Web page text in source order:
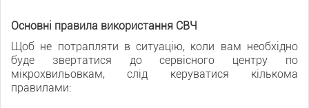
Основні правила використання СВЧ
Щоб не потрапляти в ситуацію, коли вам необхідно
буде звертатися до сервісного центру по
мікрохвильовкам, слід керуватися кількома
правилами: